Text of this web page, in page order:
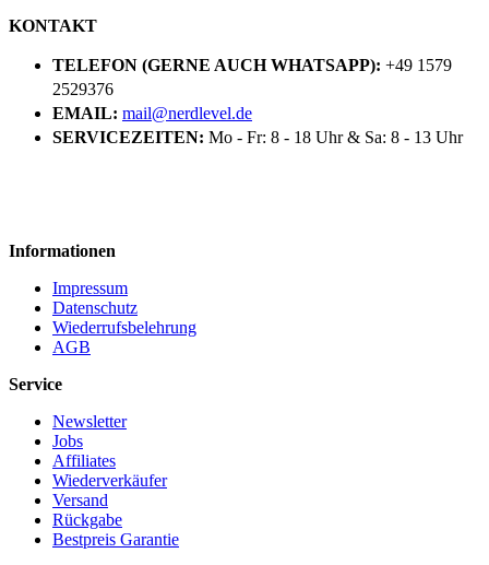
KONTAKT
TELEFON (GERNE AUCH WHATSAPP): +49 1579
2529376
EMAIL: mail@nerdlevel.de
SERVICEZEITEN: Mo - Fr: 8 - 18 Uhr & Sa: 8 - 13 Uhr
Informationen
Impressum
Datenschutz
Wiederrufsbelehrung
AGB
Service
Newsletter
Jobs
Affiliates
Wiederverkäufer
Versand
Rückgabe
Bestpreis Garantie